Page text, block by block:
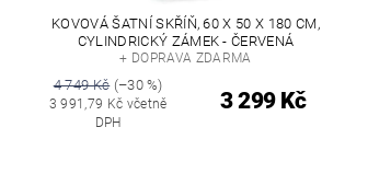
KOVOVÁ ŠATNÍ SKŘÍŇ, 60 X 50 X 180 CM,
CYLINDRICKÝ ZÁMEK - ČERVENÁ
+ DOPRAVA ZDARMA
4 749 Kč(–30 %)
3 991,79 Kč včetně
DPH
3 299 Kč